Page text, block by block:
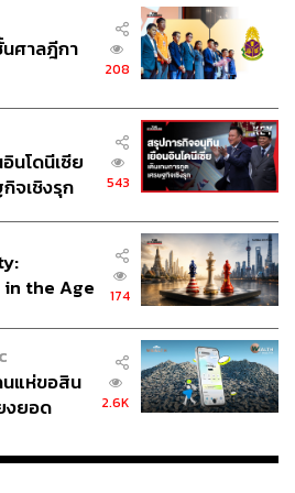
ศาลฎีกา
208
นโดนีเซีย
จเชิงรุก
543
the Age
174
นแห่ขอสิน
งยอด
2.6K